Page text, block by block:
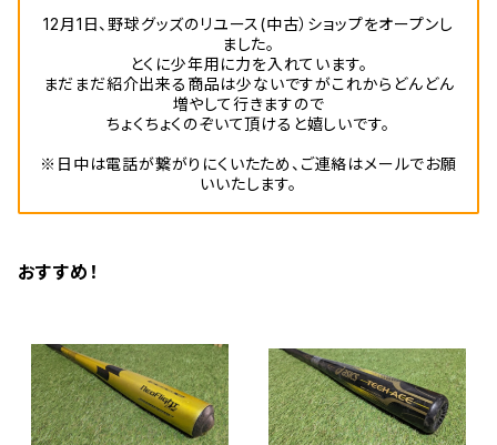
12月1日、野球グッズのリユース(中古）ショップをオープンし
ました。
とくに少年用に力を入れています。
まだまだ紹介出来る商品は少ないですがこれからどんどん
増やして行きますので
ちょくちょくのぞいて頂けると嬉しいです。
※日中は電話が繋がりにくいたため、ご連絡はメールでお願
いいたします。
おすすめ！